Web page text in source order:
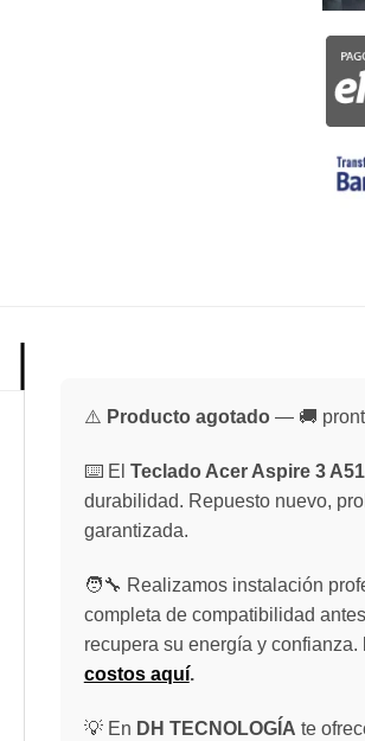
⚠️ Producto agotado— 🚚
⌨️ El Teclado Acer Aspire 3
durabilidad. Repuesto nuevo,
garantizada.
🧑‍🔧 Realizamos instalación
completa de compatibilidad
recupera su energía y confianza.
costos aquí.
💡 En DH TECNOLOGÍA te